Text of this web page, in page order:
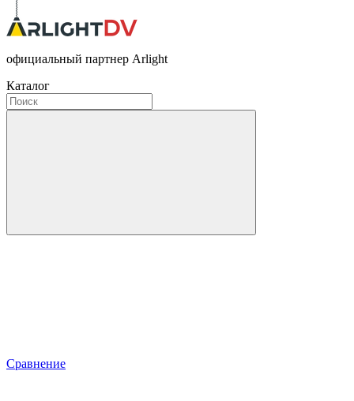
официальный партнер Arlight
Каталог
Сравнение